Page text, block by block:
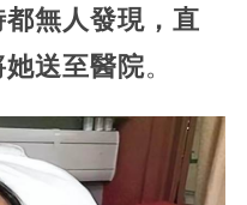
無人發現，直
送至醫院。